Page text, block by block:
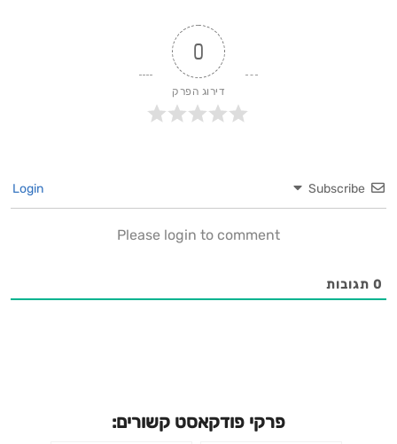
0
דירוג הפרק
Subscribe
Please login to comment
0 תגובות
פרקי פודקאסט קשורים: